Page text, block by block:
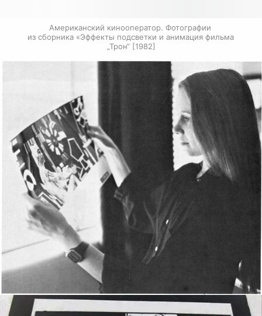
Американский кинооператор. Фотографии
из сборника «Эффекты подсветки и анимация фильма
„Трон“ [1982]